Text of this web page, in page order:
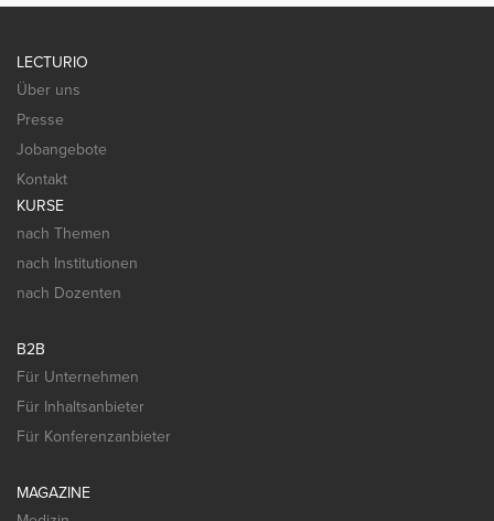
LECTURIO
Über uns
Presse
Jobangebote
Kontakt
KURSE
nach Themen
nach Institutionen
nach Dozenten
B2B
Für Unternehmen
Für Inhaltsanbieter
Für Konferenzanbieter
MAGAZINE